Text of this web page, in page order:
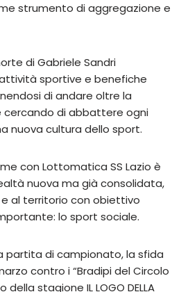
strumento di aggregazione e
di Gabriele Sandri
sportive e benefiche
di andare oltre la
cercando di abbattere ogni
nuova cultura dello sport.
con Lottomatica SS Lazio è
nuova ma già consolidata,
al territorio con obiettivo
lo sport sociale.
partita di campionato, la sfida
contro i “Bradipi del Circolo
stagione IL LOGO DELLA